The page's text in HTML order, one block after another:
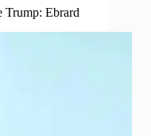
Trump: Ebrard